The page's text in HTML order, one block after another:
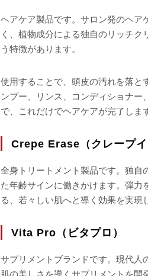
ヘアケア製品です。サロン発のヘア
く、植物成分による独自のリッチ
う特徴があります。
使用することで、頭皮の汚れを落と
ンプー、リンス、コンディショナ
で、これだけでヘアケアが完了しま
Crepe Erase（クレープイ
全身トリートメント製品です。独
た年齢サインに働きかけます。弾力
る、若々しい肌へと導く効果を実現
Vita Pro（ビタプロ）
サプリメントブランドです。現代人